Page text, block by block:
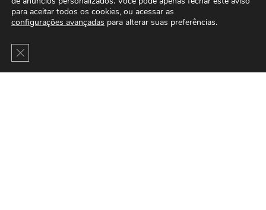
para aceitar todos os cookies, ou acessar as
configurações avançadas para alterar suas preferências.
Close GDPR Cookie Banner